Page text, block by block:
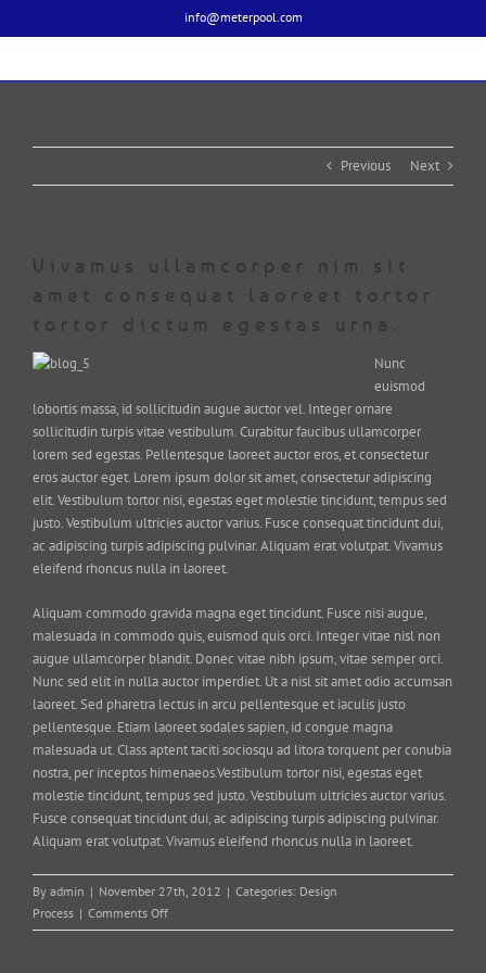
to
info@meterpool.com
Previous Next
Vivamus ullamcorper nim sit
amet consequat laoreet tortor
tortor dictum egestas urna.
Nunc
euismod
lobortis massa, id sollicitudin augue auctor vel. Integer ornare
sollicitudin turpis vitae vestibulum. Curabitur faucibus ullamcorper
lorem sed egestas. Pellentesque laoreet auctor eros, et consectetur
eros auctor eget. Lorem ipsum dolor sit amet, consectetur adipiscing
elit. Vestibulum tortor nisi, egestas eget molestie tincidunt, tempus sed
justo. Vestibulum ultricies auctor varius. Fusce consequat tincidunt dui,
ac adipiscing turpis adipiscing pulvinar. Aliquam erat volutpat. Vivamus
eleifend rhoncus nulla in laoreet.
Aliquam commodo gravida magna eget tincidunt. Fusce nisi augue,
malesuada in commodo quis, euismod quis orci. Integer vitae nisl non
augue ullamcorper blandit. Donec vitae nibh ipsum, vitae semper orci.
Nunc sed elit in nulla auctor imperdiet. Ut a nisl sit amet odio accumsan
laoreet. Sed pharetra lectus in arcu pellentesque et iaculis justo
pellentesque. Etiam laoreet sodales sapien, id congue magna
malesuada ut. Class aptent taciti sociosqu ad litora torquent per conubia
nostra, per inceptos himenaeos.Vestibulum tortor nisi, egestas eget
molestie tincidunt, tempus sed justo. Vestibulum ultricies auctor varius.
Fusce consequat tincidunt dui, ac adipiscing turpis adipiscing pulvinar.
Aliquam erat volutpat. Vivamus eleifend rhoncus nulla in laoreet.
By admin | November 27th, 2012 | Categories: Design
Process | Comments Offon
Vivamus